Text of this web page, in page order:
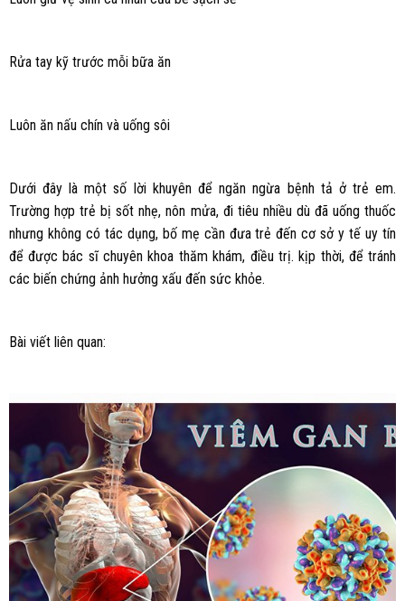
Rửa tay kỹ trước mỗi bữa ăn
Luôn ăn nấu chín và uống sôi
Dưới đây là một số lời khuyên để ngăn ngừa bệnh tả ở trẻ em.
Trường hợp trẻ bị sốt nhẹ, nôn mửa, đi tiêu nhiều dù đã uống thuốc
nhưng không có tác dụng, bố mẹ cần đưa trẻ đến cơ sở y tế uy tín
để được bác sĩ chuyên khoa thăm khám, điều trị. kịp thời, để tránh
các biến chứng ảnh hưởng xấu đến sức khỏe.
Bài viết liên quan: